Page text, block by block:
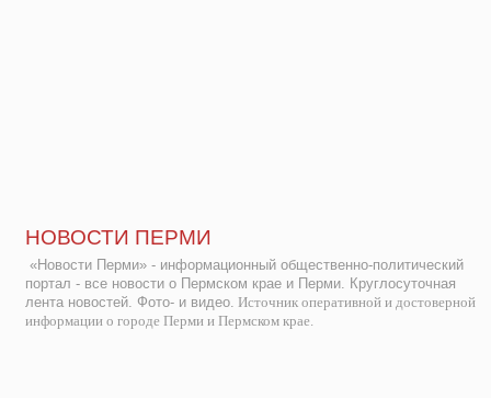
НОВОСТИ ПЕРМИ
«Новости Перми» - информационный общественно-политический
портал - все новости о Пермском крае и Перми. Круглосуточная
лента новостей. Фото- и видео. Источник оперативной и достоверной
информации о городе Перми и Пермском крае.